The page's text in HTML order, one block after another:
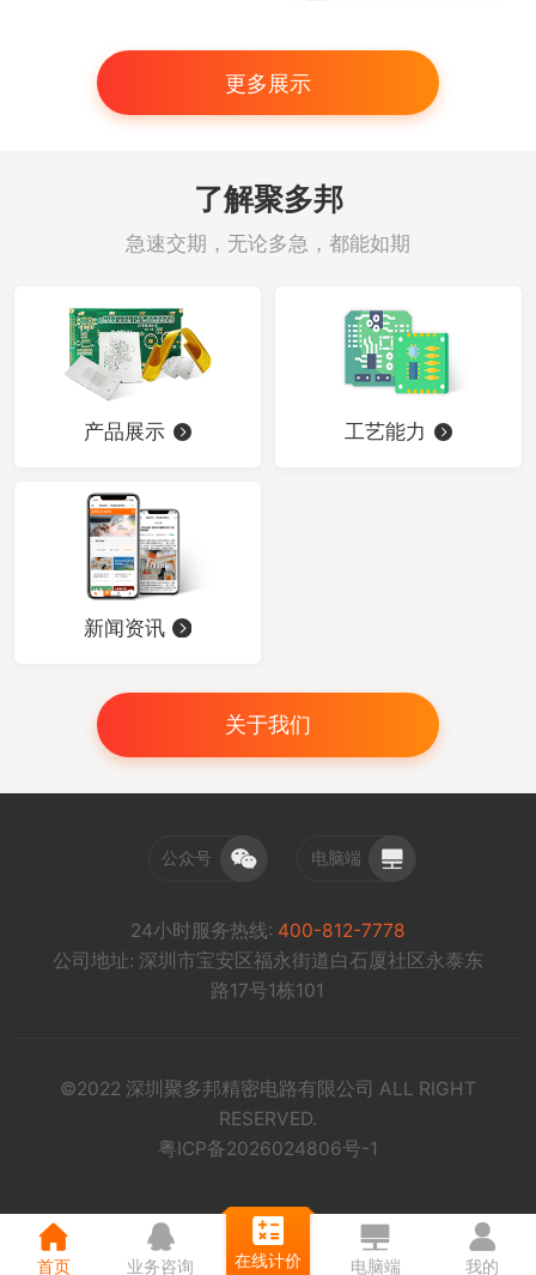
更多展示
了解聚多邦
急速交期，无论多急，都能如期
产品展示 工艺能力
新闻资讯
关于我们
公众号 电脑端
24小时服务热线: 400-812-7778
公司地址: 深圳市宝安区福永街道白石厦社区永泰东
路17号1栋101
©2022 深圳聚多邦精密电路有限公司 ALL RIGHT
RESERVED.
粤ICP备2026024806号-1
首页 业务咨询 在线计价 电脑端 我的